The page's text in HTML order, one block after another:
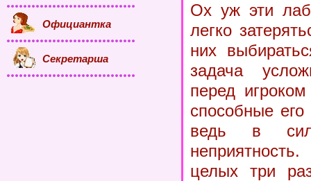
Ох уж эти
легко
них
задача
перед
способные
ведь в
целых три
Официантка
Секретарша